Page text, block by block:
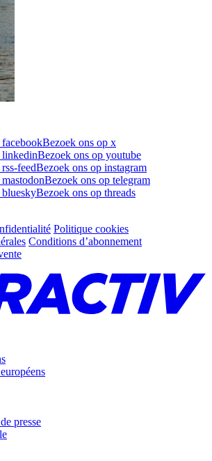
Bezoek ons op x
linkedinBezoek ons op youtube
feedBezoek ons op instagram
Bezoek ons op telegram
Bezoek ons op threads
Politique cookies
Conditions d’abonnement
presse